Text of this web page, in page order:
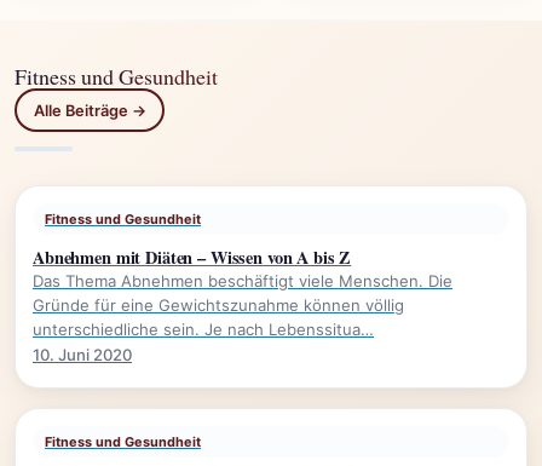
Fitness und Gesundheit
Alle Beiträge →
Fitness und Gesundheit
Abnehmen mit Diäten – Wissen von A bis Z
Das Thema Abnehmen beschäftigt viele Menschen. Die
Gründe für eine Gewichtszunahme können völlig
unterschiedliche sein. Je nach Lebenssitua…
10. Juni 2020
Fitness und Gesundheit